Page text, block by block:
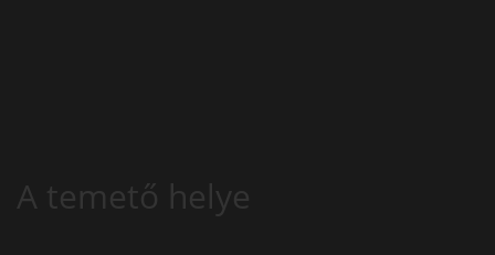
A temető helye